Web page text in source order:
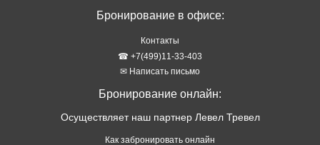
Бронирование в офисе:
Контакты
☎ +7(499)11-33-403
✉ Написать письмо
Бронирование онлайн:
Осуществляет наш партнер Левел Тревел
Как забронировать онлайн